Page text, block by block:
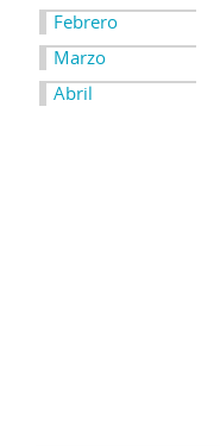
Febrero
Marzo
Abril